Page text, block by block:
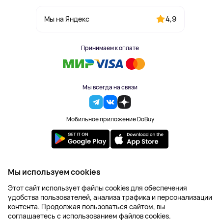
Мы на Яндекс 4,9
Принимаем к оплате
Мы всегда на связи
Мобильное приложение DoBuy
2023-2026 © DoBuy. Все права защищены
Правила обработки персональных данных
Пользовательское соглашение
Оферта
Создание сайта – NetLab
Мы используем cookies
Этот сайт использует файлы cookies для обеспечения
удобства пользователей, анализа трафика и персонализации
контента. Продолжая пользоваться сайтом, вы
соглашаетесь с использованием файлов cookies.